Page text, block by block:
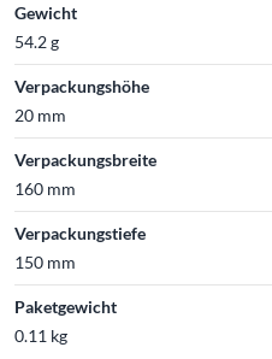
Gewicht
54.2 g
Verpackungshöhe
20 mm
Verpackungsbreite
160 mm
Verpackungstiefe
150 mm
Paketgewicht
0.11 kg